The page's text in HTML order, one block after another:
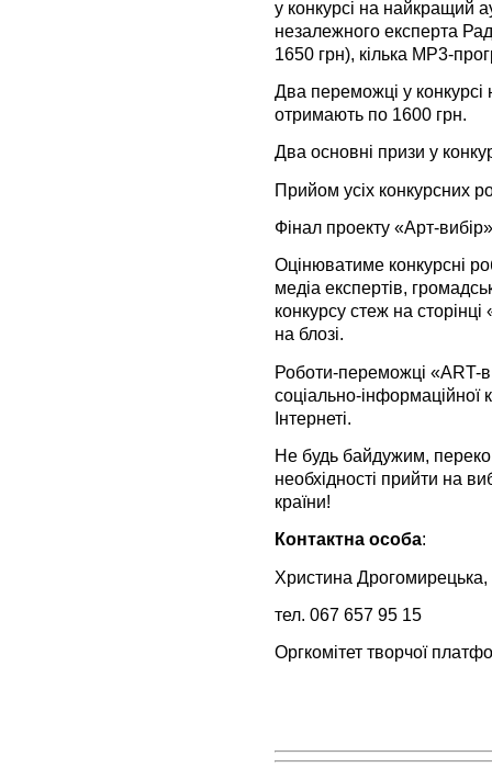
у конкурсі на найкращий
незалежного експерта
1650 грн), кілька MP3-
Два переможці у
отримають по 1600 грн.
Два основні призи у
Прийом усіх конкурсних
Фінал проекту «Арт-
Оцінюватиме конкурсні
медіа експертів,
конкурсу стеж на
на блозі.
Роботи-переможці «ART-
соціально-інформаційної
Інтернеті.
Не будь байдужим,
необхідності прийти на
країни!
Контактна особа:
Христина Дрогомирецька,
тел. 067 657 95 15
Оргкомітет творчої